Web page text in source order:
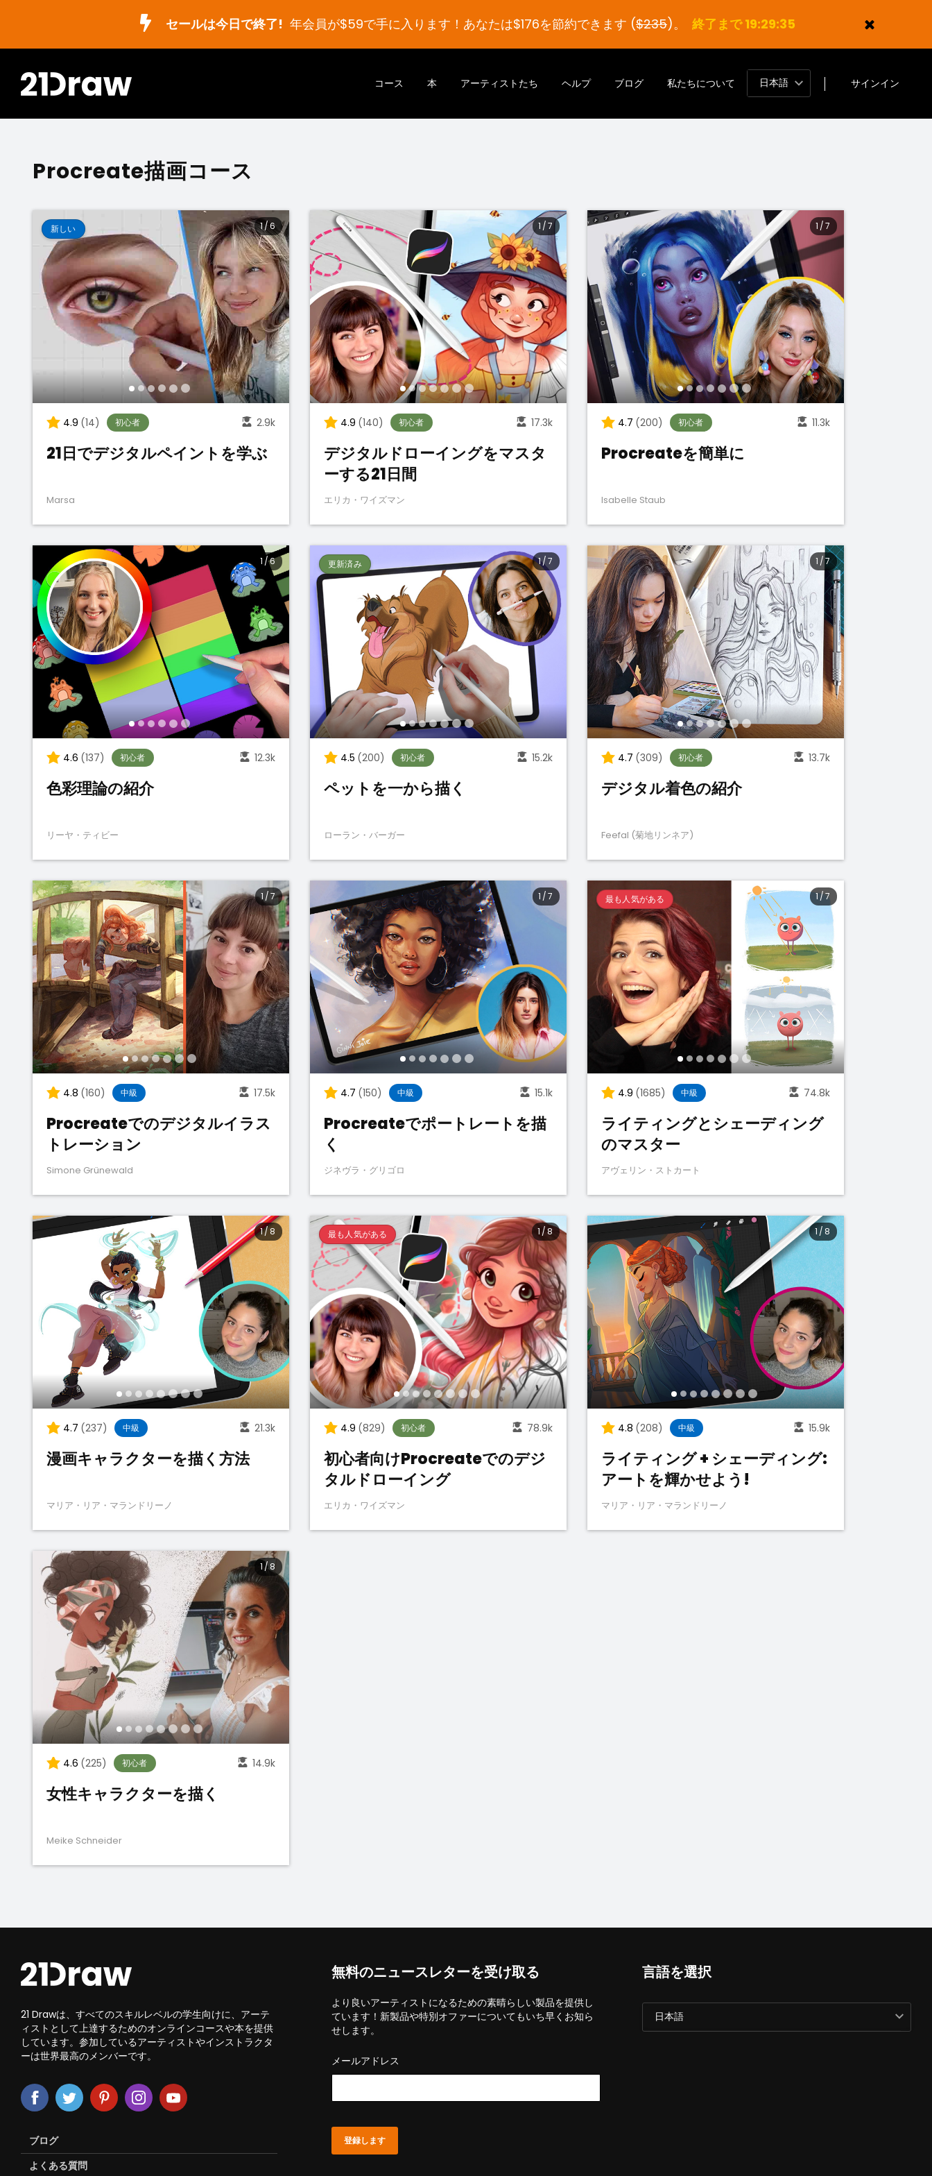
セールは今日で終了! 年会員が$59で手に入ります！あなたは$176を節約できます ($235)。 終了まで 19:29:34
コース 本 アーティストたち ヘルプ ブログ 私たちについて 日本語 サインイン
Procreate描画コース
新しい
4.9 (14) 初心者 2.9k
21日でデジタルペイントを学ぶ
Marsa
1/6
4.9 (140) 初心者 17.3k
デジタルドローイングをマスタ
ーする21日間
エリカ・ワイズマン
1 /7
4.7 (200) 初心者 11.3k
Procreateを簡単に
Isabelle Staub
1 /7
4.6 (137) 初心者 12.3k
色彩理論の紹介
リーヤ・ティビー
1 /6 更新済み
4.5 (200) 初心者 15.2k
ペットを一から描く
ローラン・バーガー
1/7
4.7 (309) 初心者 13.7k
デジタル着色の紹介
Feefal (菊地リンネア)
1 /7
4.8 (160) 中級 17.5k
Procreateでのデジタルイラス
トレーション
Simone Grünewald
1 /7
4.7 (150) 中級 15.1k
Procreateでポートレートを描
く
ジネヴラ・グリゴロ
1 /7 最も人気がある
4.9 (1685) 中級 74.8k
ライティングとシェーディング
のマスター
アヴェリン・ストカート
1/7
4.7 (237) 中級 21.3k
漫画キャラクターを描く方法
マリア・リア・マランドリーノ
1/8 最も人気がある
4.9 (829) 初心者 78.9k
初心者向けProcreateでのデジ
タルドローイング
エリカ・ワイズマン
1 /8
4.8 (208) 中級 15.9k
ライティング + シェーディング:
アートを輝かせよう!
マリア・リア・マランドリーノ
1 /8
4.6 (225) 初心者 14.9k
女性キャラクターを描く
Meike Schneider
1 /8
21 Drawは、すべてのスキルレベルの学生向けに、アーテ
ィストとして上達するためのオンラインコースや本を提供
しています。参加しているアーティストやインストラクタ
ーは世界最高のメンバーです。
ブログ
よくある質問
無料のニュースレターを受け取る
より良いアーティストになるための素晴らしい製品を提供し
ています！新製品や特別オファーについてもいち早くお知ら
せします。
メールアドレス
登録します
言語を選択
日本語